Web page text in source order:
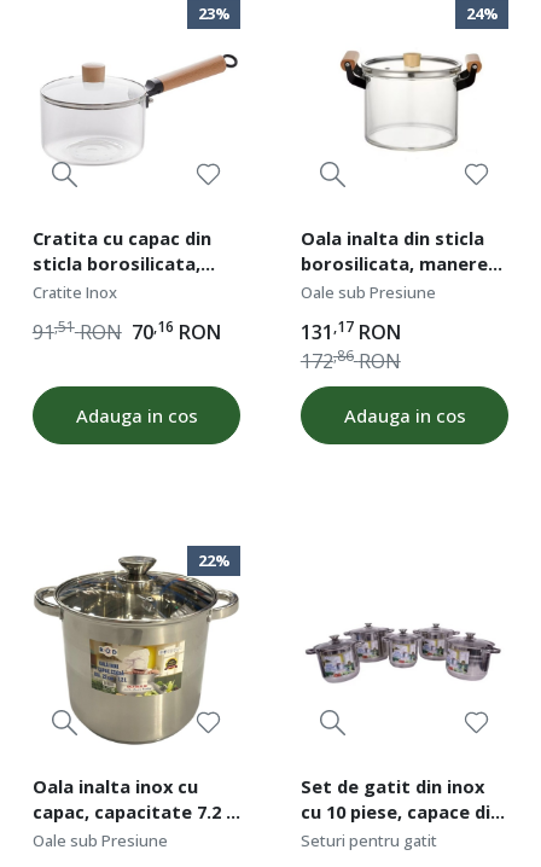
23%
Cratita cu capac din
sticla borosilicata,
maner din lemn,
diametru 15 cm,
49358
Cratite Inox
70,16 RON
91,51 RON
Adauga in cos
24%
Oala inalta din sticla
borosilicata, manere
din lemn, diametru 20
capacitate 3.5 l, ROD
49355
Oale sub Presiune
131 ,17 RON
172,86 RON
Adauga in cos
22%
Oala inalta inox cu
capac, capacitate 7.2 l,
diametru 22cm, fund
Oale sub Presiune
Set de gatit din inox
cu 10 piese, capace din
sticla, baza inductie
Seturi pentru gatit